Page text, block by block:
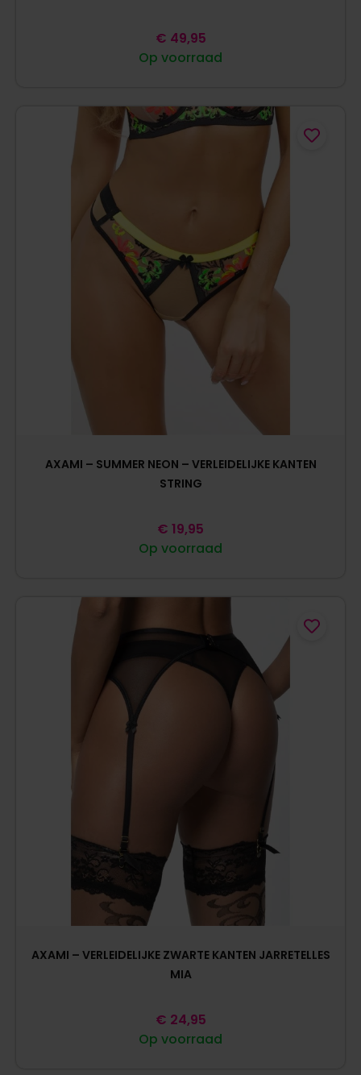
Op voorraad
€ 49,95
AXAMI – SUMMER NEON – VERLEIDELIJKE KANTEN
STRING
Op voorraad
€ 19,95
AXAMI – VERLEIDELIJKE ZWARTE KANTEN JARRETELLES
MIA
Op voorraad
€ 24,95